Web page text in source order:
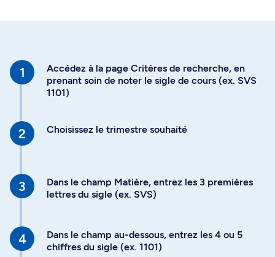
Accédez à la page Critères de recherche, en
prenant soin de noter le sigle de cours (ex. SVS
1101)
Choisissez le trimestre souhaité
Dans le champ Matière, entrez les 3 premières
lettres du sigle (ex. SVS)
Dans le champ au-dessous, entrez les 4 ou 5
chiffres du sigle (ex. 1101)